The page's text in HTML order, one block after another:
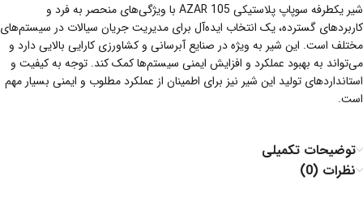
شیر یکطرفه سوپاپ پلاستیکی AZAR 105 با ویژگی‌های منحصر به فرد و
کاربردهای گسترده، یک انتخاب ایده‌آل برای مدیریت جریان سیالات در سیستم‌های
مختلف است. این شیر به ویژه در صنایع آبرسانی و کشاورزی کارایی بالایی دارد و
می‌تواند به بهبود عملکرد و افزایش ایمنی سیستم‌ها کمک کند. توجه به کیفیت و
استانداردهای تولید این شیر نیز برای اطمینان از عملکرد مطلوب و ایمنی بسیار مهم
است.
توضیحات تکمیلی
نظرات (0)